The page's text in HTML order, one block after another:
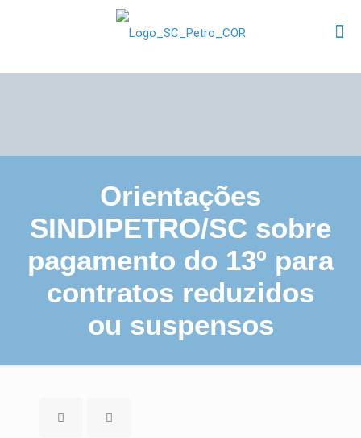
Orientações
SINDIPETRO/SC sobre
pagamento do 13º para
contratos reduzidos
ou suspensos